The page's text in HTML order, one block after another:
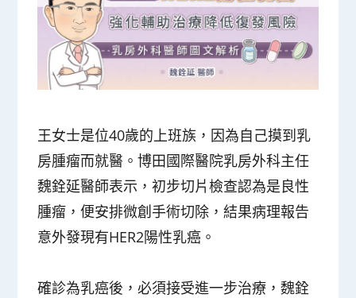
王女士是位40歲的上班族，因為自己摸到乳
房腫瘤而就醫。博田國際醫院乳房外科主任
魏銓延醫師表示，初步切片檢查認為是良性
腫瘤，便安排微創手術切除，結果病理報告
意外發現有HER2陽性乳癌。
確診為乳癌後，必須接受進一步治療，魏銓